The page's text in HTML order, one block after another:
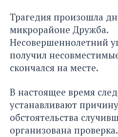
Трагедия произошла
микрорайоне Дружба.
Несовершеннолетний
получил
скончался на месте.
В настоящее время
устанавливают
обстоятельства
организована проверка.